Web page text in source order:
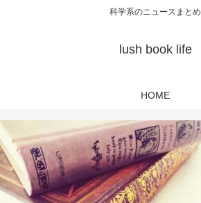
科学系のニュースまとめ
lush book life
HOME